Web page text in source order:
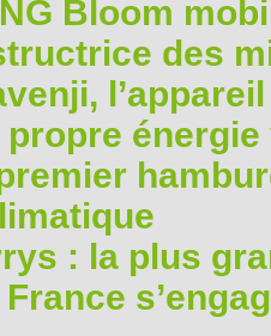
Bloom
des
: la plus